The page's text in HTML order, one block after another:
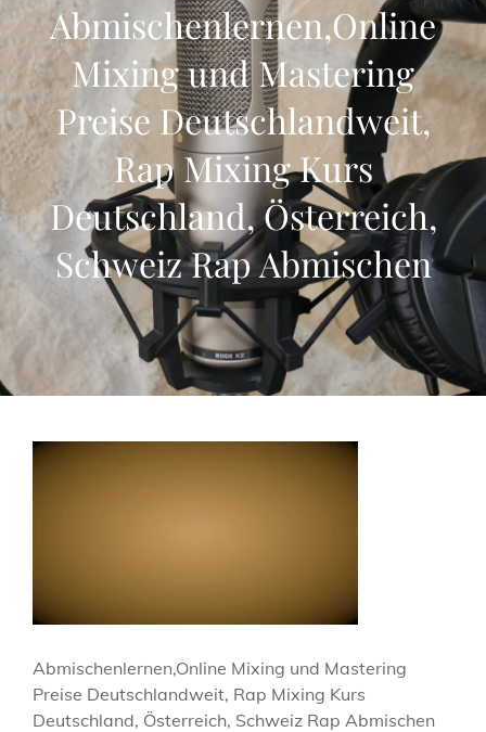
Abmischenlernen,Online
Mixing und Mastering
Preise Deutschlandweit,
Rap Mixing Kurs
Deutschland, Österreich,
Schweiz Rap Abmischen
Abmischenlernen,Online Mixing und Mastering
Preise Deutschlandweit, Rap Mixing Kurs
Deutschland, Österreich, Schweiz Rap Abmischen